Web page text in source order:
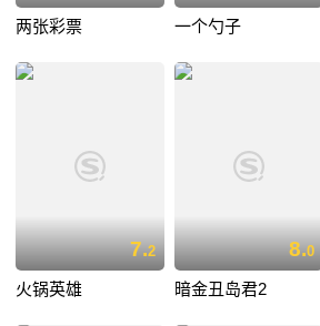
两张彩票 一个勺子
7.2
火锅英雄
8.0
暗金丑岛君2